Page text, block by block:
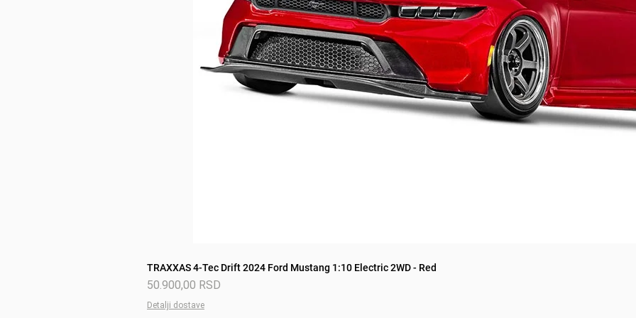
TRAXXAS 4-Tec Drift 2024 Ford Mustang 1:10 Electric 2WD - Red
Price
50.900,00 RSD
Detalji dostave